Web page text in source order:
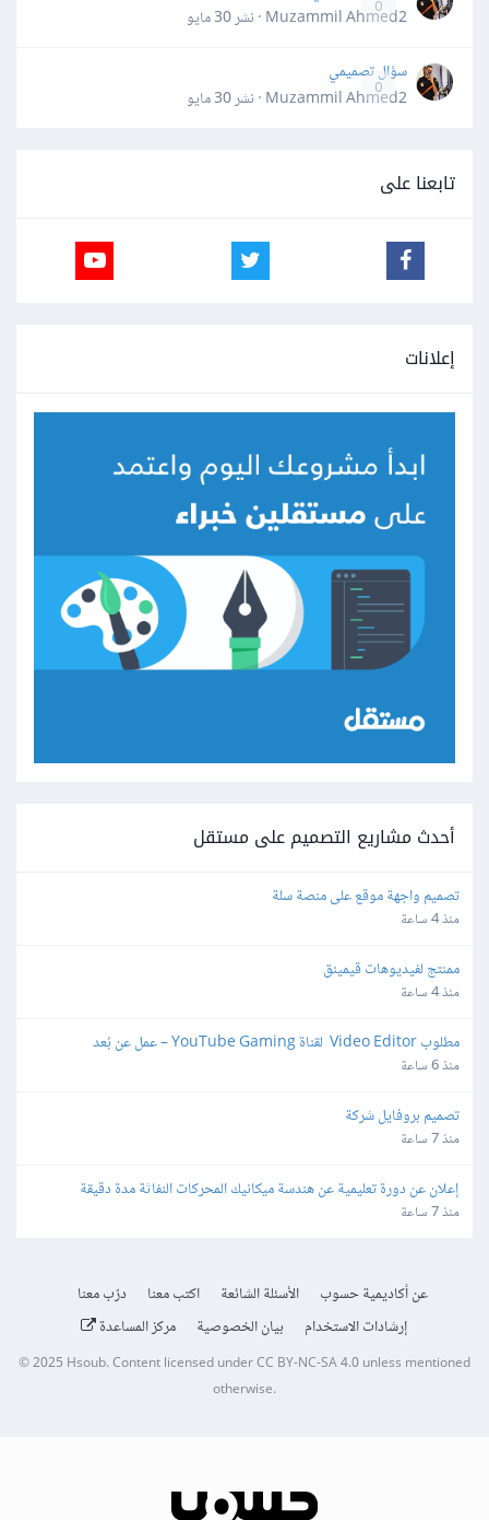
0
Muzammil Ahmed2 · نشر
30 مايو
0
سؤال تصميمي
Muzammil Ahmed2 · نشر
30 مايو
تابعنا على
إعلانات
أحدث مشاريع التصميم على مستقل
تصميم واجهة موقع على منصة سلة
منذ 4 ساعة
ممنتج لفيديوهات قيمينق
منذ 4 ساعة
مطلوب Video Editor  لقناة YouTube Gaming – عمل عن بُعد
منذ 6 ساعة
تصميم بروفايل شركة
منذ 7 ساعة
إعلان عن دورة تعليمية عن هندسة ميكانيك المحركات النفاثة مدة دقيقة
منذ 7 ساعة
عن أكاديمية حسوب الأسئلة الشائعة اكتب معنا
درّب معنا
إرشادات الاستخدام
بيان الخصوصية مركز المساعدة
© 2025 Hsoub.Content licensed underCC BY-NC-SA 4.0unless mentioned
otherwise.